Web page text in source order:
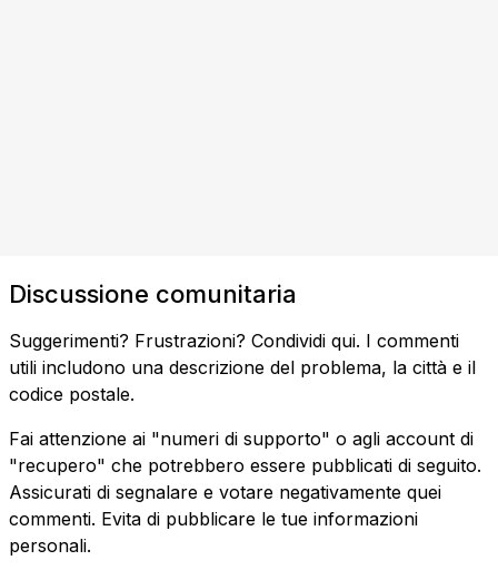
Discussione comunitaria
Suggerimenti? Frustrazioni? Condividi qui. I commenti
utili includono una descrizione del problema, la città e il
codice postale.
Fai attenzione ai "numeri di supporto" o agli account di
"recupero" che potrebbero essere pubblicati di seguito.
Assicurati di segnalare e votare negativamente quei
commenti. Evita di pubblicare le tue informazioni
personali.